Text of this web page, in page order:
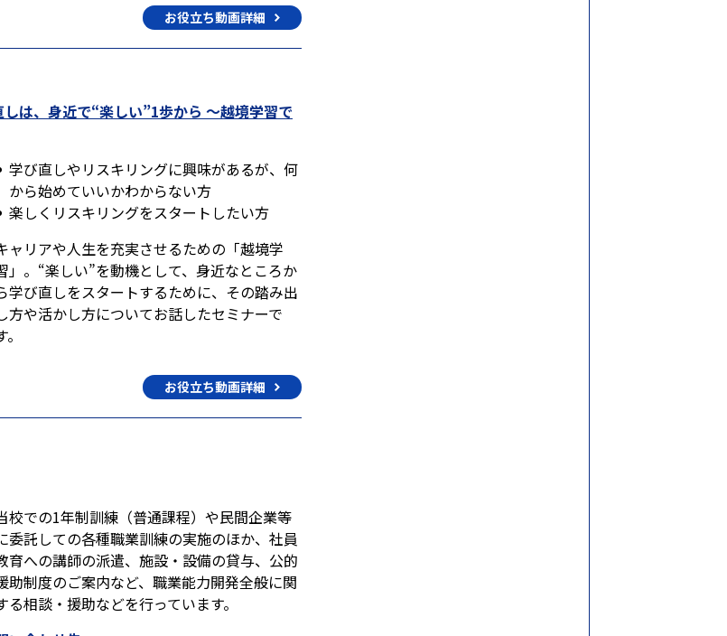
お役立ち動画詳細
は、身近で“楽しい”1歩から 〜越境学習で
学び直しやリスキリングに興味があるが、何
から始めていいかわからない方
楽しくリスキリングをスタートしたい方
ャリアや人生を充実させるための「越境学
」。“楽しい”を動機として、身近なところか
学び直しをスタートするために、その踏み出
方や活かし方についてお話したセミナーで
。
お役立ち動画詳細
校での1年制訓練（普通課程）や民間企業等
委託しての各種職業訓練の実施のほか、社員
育への講師の派遣、施設・設備の貸与、公的
助制度のご案内など、職業能力開発全般に関
る相談・援助などを行っています。